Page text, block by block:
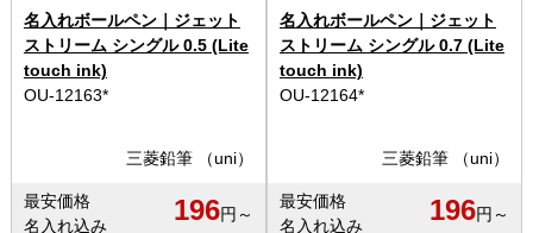
名入れボールペン｜ジェット
ストリーム シングル 0.5 (Lite
touch ink)
OU-12163*
三菱鉛筆 （uni）
最安価格
名入れ込み
196円～
名入れボールペン｜ジェット
ストリーム シングル 0.7 (Lite
touch ink)
OU-12164*
三菱鉛筆 （uni）
最安価格
名入れ込み
196円～